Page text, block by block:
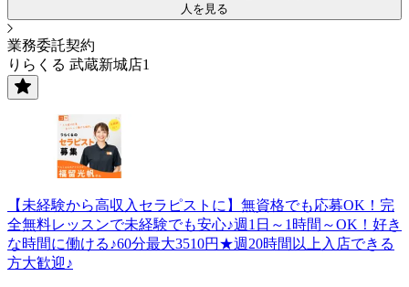
人を見る
業務委託契約
りらくる 武蔵新城店1
【未経験から高収入セラピストに】無資格でも応募OK！完
全無料レッスンで未経験でも安心♪週1日～1時間～OK！好き
な時間に働ける♪60分最大3510円★週20時間以上入店できる
方大歓迎♪